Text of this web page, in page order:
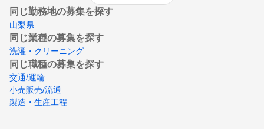
同じ勤務地の募集を探す
山梨県
同じ業種の募集を探す
洗濯・クリーニング
同じ職種の募集を探す
交通/運輸
小売販売/流通
製造・生産工程